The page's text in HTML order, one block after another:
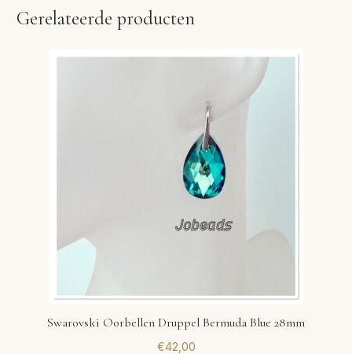
Gerelateerde producten
Swarovski Oorbellen Druppel Bermuda Blue 28mm
€42,00